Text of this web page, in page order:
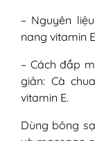
– Nguyên
nang vitamin
– Cách đắp
giản: Cà
vitamin E.
Dùng bông